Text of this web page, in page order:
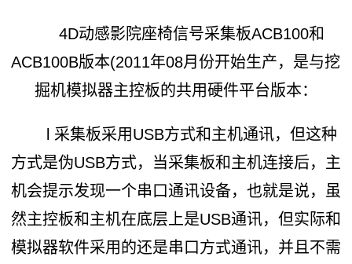
4D动感影院座椅信号采集板ACB100和
ACB100B版本(2011年08月份开始生产，是与挖
掘机模拟器主控板的共用硬件平台版本：
l 采集板采用USB方式和主机通讯，但这种
方式是伪USB方式，当采集板和主机连接后，主
机会提示发现一个串口通讯设备，也就是说，虽
然主控板和主机在底层上是USB通讯，但实际和
模拟器软件采用的还是串口方式通讯，并且不需